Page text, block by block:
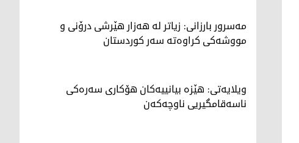
مەسرور بارزانی: زیاتر لە هەزار هێرشی درۆنی و
مووشەکی کراوەتە سەر کوردستان
ویلایەتی: هێزە بیانییەکان هۆکاری سەرەکی
ناسەقامگیریی ناوچەکەن